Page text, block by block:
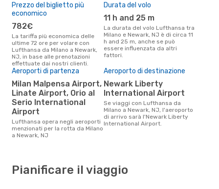
Prezzo del biglietto più
economico
782€
La tariffa più economica delle
ultime 72 ore per volare con
Lufthansa da Milano a Newark,
NJ, in base alle prenotazioni
effettuate dai nostri clienti.
Durata del volo
11 h and 25 m
La durata del volo Lufthansa tra
Milano e Newark, NJ è di circa 11
h and 25 m, anche se può
essere influenzata da altri
fattori.
Aeroporti di partenza
Milan Malpensa Airport,
Linate Airport, Orio al
Serio International
Airport
Lufthansa opera negli aeroporti
menzionati per la rotta da Milano
a Newark, NJ
Aeroporto di destinazione
Newark Liberty
International Airport
Se viaggi con Lufthansa da
Milano a Newark, NJ, l'aeroporto
di arrivo sarà l'Newark Liberty
International Airport.
Pianificare il viaggio